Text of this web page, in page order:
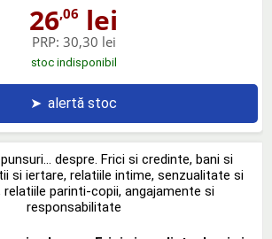
26,06 lei
PRP: 30,30 lei
stoc indisponibil
➤ alertă stoc